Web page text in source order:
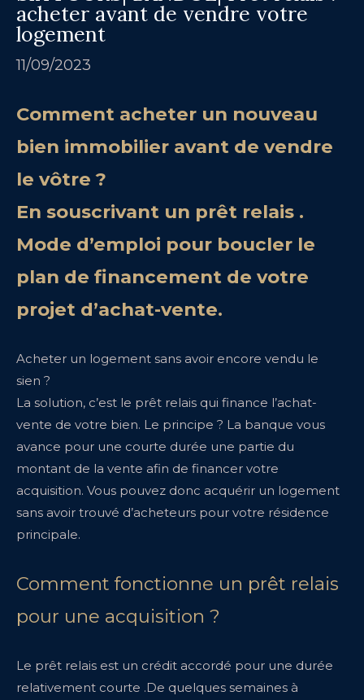
acheter avant de vendre votre
logement
11/09/2023
Comment acheter un nouveau
bien immobilier avant de vendre
le vôtre ?
En souscrivant un prêt relais .
Mode d’emploi pour boucler le
plan de financement de votre
projet d’achat-vente.
Acheter un logement sans avoir encore vendu le
sien ?
La solution, c’est le prêt relais qui finance l’achat-
vente de votre bien. Le principe ? La banque vous
avance pour une courte durée une partie du
montant de la vente afin de financer votre
acquisition. Vous pouvez donc acquérir un logement
sans avoir trouvé d’acheteurs pour votre résidence
principale.
Comment fonctionne un prêt relais
pour une acquisition ?
Le prêt relais est un crédit accordé pour une durée
relativement courte .De quelques semaines à